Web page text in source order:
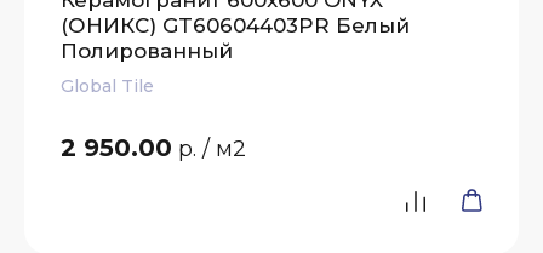
(ОНИКС) GT60604403PR Белый
Полированный
Global Tile
2 950.00 р. / м2